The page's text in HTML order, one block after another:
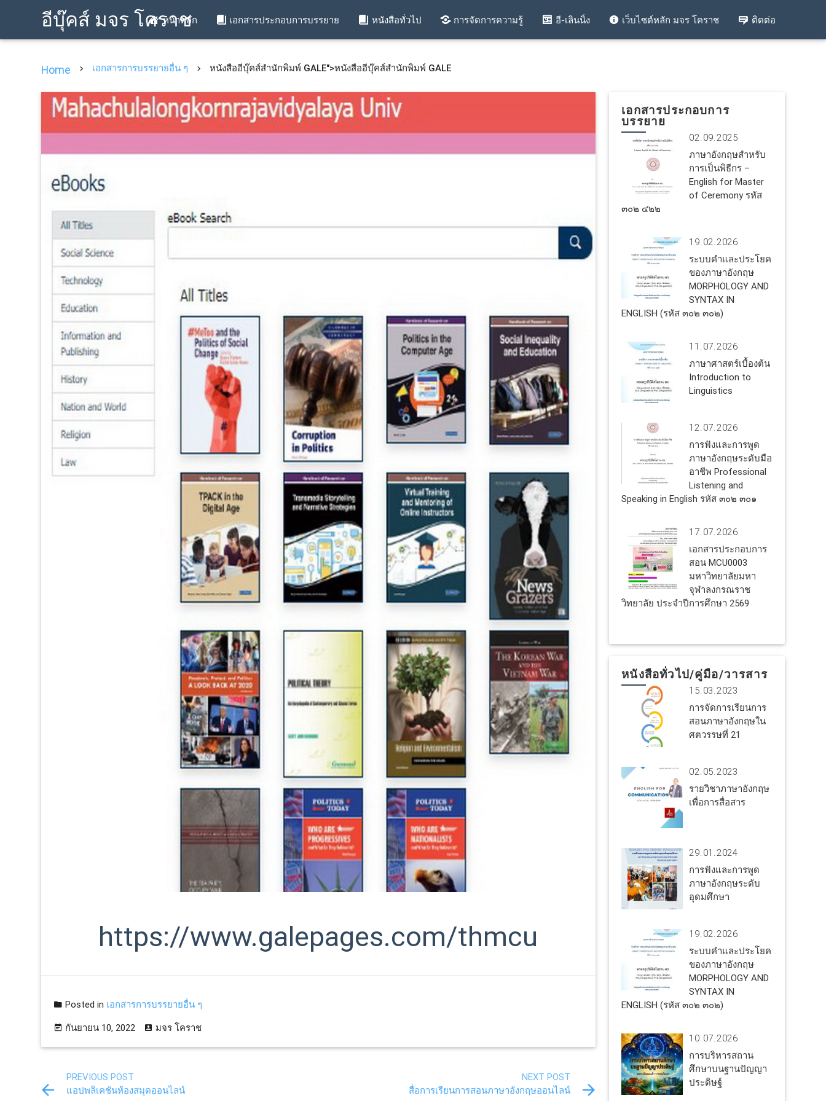
อีบุ๊คส์ มจร โคราช
หน้าหลัก เอกสารประกอบการบรรยาย หนังสือทั่วไป การจัดการความรู้ อี-เลินนิ่ง เว็บไซต์หลัก มจร โคราช ติดต่อ
Home เอกสารการบรรยายอื่น ๆ หนังสืออีบุ๊คส์สำนักพิมพ์ GALE">หนังสืออีบุ๊คส์สำนักพิมพ์ GALE
https://www.galepages.com/thmcu
Posted in เอกสารการบรรยายอื่น ๆ
กันยายน 10, 2022
มจร โคราช
PREVIOUS POST
แอปพลิเคชันห้องสมุดออนไลน์
NEXT POST
สื่อการเรียนการสอนภาษาอังกฤษออนไลน์
เอกสารประกอบการ
บรรยาย
02.09.2025
ภาษาอังกฤษสำหรับ
การเป็นพิธีกร –
English for Master
of Ceremony รหัส
๓๐๒ ๔๒๒
19.02.2026
ระบบคำและประโยค
ของภาษาอังกฤษ
MORPHOLOGY AND
SYNTAX IN
ENGLISH (รหัส ๓๐๒ ๓๐๒)
11.07.2026
ภาษาศาสตร์เบื้องต้น
Introduction to
Linguistics
12.07.2026
การฟังและการพูด
ภาษาอังกฤษระดับมือ
อาชีพ Professional
Listening and
Speaking in English รหัส ๓๐๒ ๓๐๑
17.07.2026
เอกสารประกอบการ
สอน MCU0003
มหาวิทยาลัยมหา
จุฬาลงกรณราช
วิทยาลัย ประจำปีการศึกษา 2569
หนังสือทั่วไป/คู่มือ/วารสาร
15.03.2023
การจัดการเรียนการ
สอนภาษาอังกฤษใน
ศตวรรษที่ 21
02.05.2023
รายวิชาภาษาอังกฤษ
เพื่อการสื่อสาร
29.01.2024
การฟังและการพูด
ภาษาอังกฤษระดับ
อุดมศึกษา
19.02.2026
ระบบคำและประโยค
ของภาษาอังกฤษ
MORPHOLOGY AND
SYNTAX IN
ENGLISH (รหัส ๓๐๒ ๓๐๒)
10.07.2026
การบริหารสถาน
ศึกษาบนฐานปัญญา
ประดิษฐ์